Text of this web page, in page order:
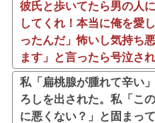
彼氏と歩いてたら男の人
してくれ！本当に俺を愛
ったんだ」怖いし気持ち
ます」と言ったら号泣さ
私「扁桃腺が腫れて辛い
ろしを出された。私「こ
に悪くない？」と固まっ